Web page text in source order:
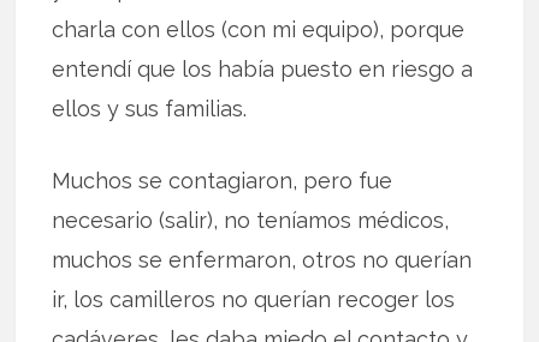
charla con ellos (con mi equipo), porque
entendí que los había puesto en riesgo a
ellos y sus familias.
Muchos se contagiaron, pero fue
necesario (salir), no teníamos médicos,
muchos se enfermaron, otros no querían
ir, los camilleros no querían recoger los